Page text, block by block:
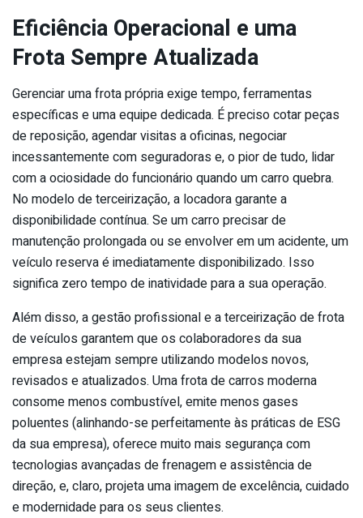
Eficiência Operacional e uma
Frota Sempre Atualizada
Gerenciar uma frota própria exige tempo, ferramentas
específicas e uma equipe dedicada. É preciso cotar peças
de reposição, agendar visitas a oficinas, negociar
incessantemente com seguradoras e, o pior de tudo, lidar
com a ociosidade do funcionário quando um carro quebra.
No modelo de terceirização, a locadora garante a
disponibilidade contínua. Se um carro precisar de
manutenção prolongada ou se envolver em um acidente, um
veículo reserva é imediatamente disponibilizado. Isso
significa zero tempo de inatividade para a sua operação.
Além disso, a gestão profissional e a terceirização de frota
de veículos garantem que os colaboradores da sua
empresa estejam sempre utilizando modelos novos,
revisados e atualizados. Uma frota de carros moderna
consome menos combustível, emite menos gases
poluentes (alinhando-se perfeitamente às práticas de ESG
da sua empresa), oferece muito mais segurança com
tecnologias avançadas de frenagem e assistência de
direção, e, claro, projeta uma imagem de excelência, cuidado
e modernidade para os seus clientes.